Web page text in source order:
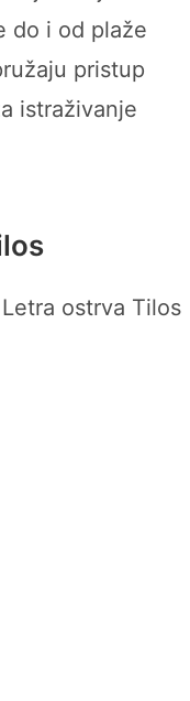
do i od plaže
pristup
istraživanje